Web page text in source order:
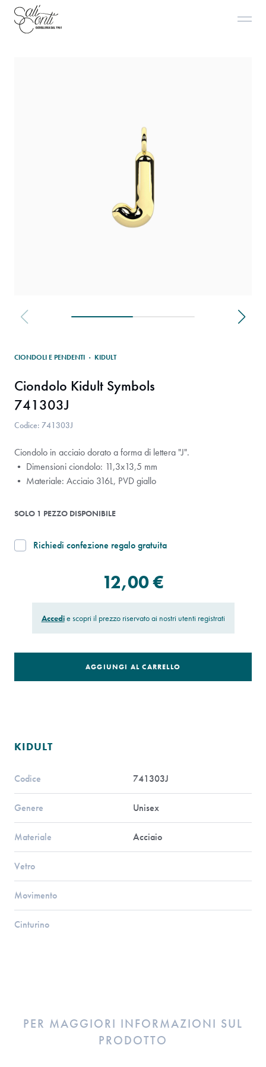
CIONDOLI E PENDENTI · KIDULT
Ciondolo Kidult Symbols
741303J
Codice: 741303J
Ciondolo in acciaio dorato a forma di lettera "J".
• Dimensioni ciondolo: 11,3x13,5 mm
• Materiale: Acciaio 316L, PVD giallo
SOLO 1 PEZZO DISPONIBILE
Richiedi confezione regalo gratuita
12,00 €
Accedie scopri il prezzo riservato ai nostri utenti registrati
AGGIUNGI AL CARRELLO
KIDULT
Codice 741303J
Genere Unisex
Materiale Acciaio
Vetro
Movimento
Cinturino
PER MAGGIORI INFORMAZIONI SUL
PRODOTTO